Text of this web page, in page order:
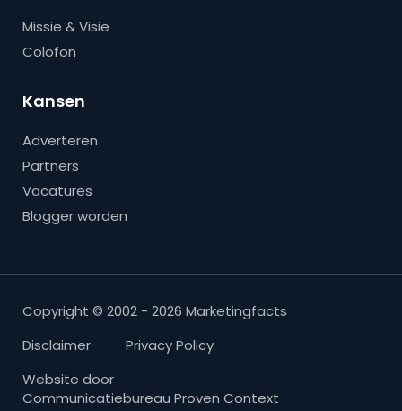
Missie & Visie
Colofon
Kansen
Adverteren
Partners
Vacatures
Blogger worden
Copyright © 2002 - 2026 Marketingfacts
Disclaimer
Privacy Policy
Website door
Communicatiebureau Proven Context